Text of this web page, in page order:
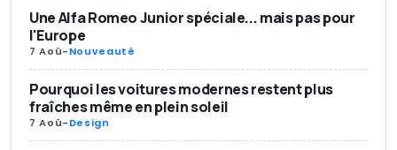
Une Alfa Romeo Junior spéciale... mais pas pour
l'Europe
7 Aoû-Nouveauté
Pourquoi les voitures modernes restent plus
fraîches même en plein soleil
7 Aoû-Design